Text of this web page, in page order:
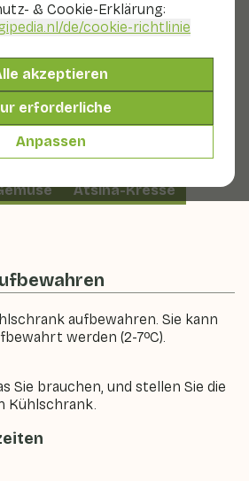
& Cookie-Erklärung:
/de/cookie-richtlinie
akzeptieren
erforderliche
Anpassen
Kühlschrank
einem Indianerstamm in
Diese nutzten die Blätter der
Getränk zuzubereiten, das bei
half (dafür gibt es allerdings
Belege) und vor allem auch
Atsina-Kresse
aufbewahren. Sie kann
werden (2-7ºC).
Sie brauchen, und stellen Sie die
Kühlschrank.